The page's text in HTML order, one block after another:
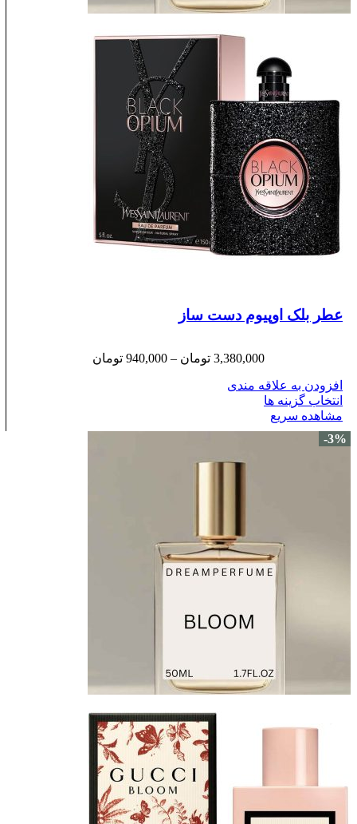
عطر بلک اوپیوم دست ساز
3,380,000 تومان –
940,000 تومان
افزودن به علاقه مندی
انتخاب گزینه ها
مشاهده سریع
-3%